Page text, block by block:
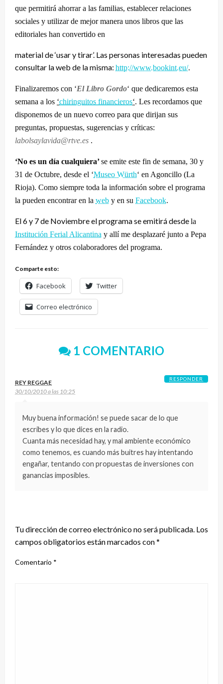
que permitirá ahorrar a las familias, establecer relaciones
sociales y utilizar de mejor manera unos libros que las
editoriales han convertido en
material de ‘usar y tirar’. Las personas interesadas pueden
consultar la web de la misma: http://www.bookint.eu/.
Finalizaremos con ‘El Libro Gordo‘ que dedicaremos esta
semana a los ‘chiringuitos financieros‘. Les recordamos que
disponemos de un nuevo correo para que dirijan sus
preguntas, propuestas, sugerencias y críticas:
labolsaylavida@rtve.es .
‘No es un día cualquiera’se emite este fin de semana, 30 y
31 de Octubre, desde el ‘Museo Würth‘ en Agoncillo (La
Rioja). Como siempre toda la información sobre el programa
la pueden encontrar en la web y en su Facebook.
El 6 y 7 de Noviembre el programa se emitirá desdela
Institución Ferial Alicantina y allí me desplazaré junto a Pepa
Fernández y otros colaboradores del programa.
Comparte esto:
Facebook Twitter
Correo electrónico
1 COMENTARIO
REY REGGAE
30/10/2010 a las 10:25
Muy buena información! se puede sacar de lo que
escribes y lo que dices en la radio.
Cuanta más necesidad hay, y mal ambiente económico
como tenemos, es cuando más buitres hay intentando
engañar, tentando con propuestas de inversiones con
ganancias imposibles.
RESPONDER
Tu dirección de correo electrónico no será publicada. Los
campos obligatorios están marcados con*
Comentario *